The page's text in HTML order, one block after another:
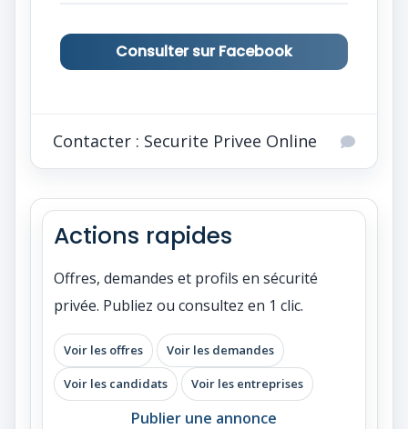
Consulter sur Facebook
Contacter : Securite Privee Online
Actions rapides
Offres, demandes et profils en sécurité
privée. Publiez ou consultez en 1 clic.
Voir les offres Voir les demandes
Voir les candidats Voir les entreprises
Publier une annonce